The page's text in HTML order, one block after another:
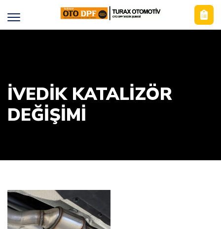
İVEDIK KATALIZÖR
DEĞIŞIMI